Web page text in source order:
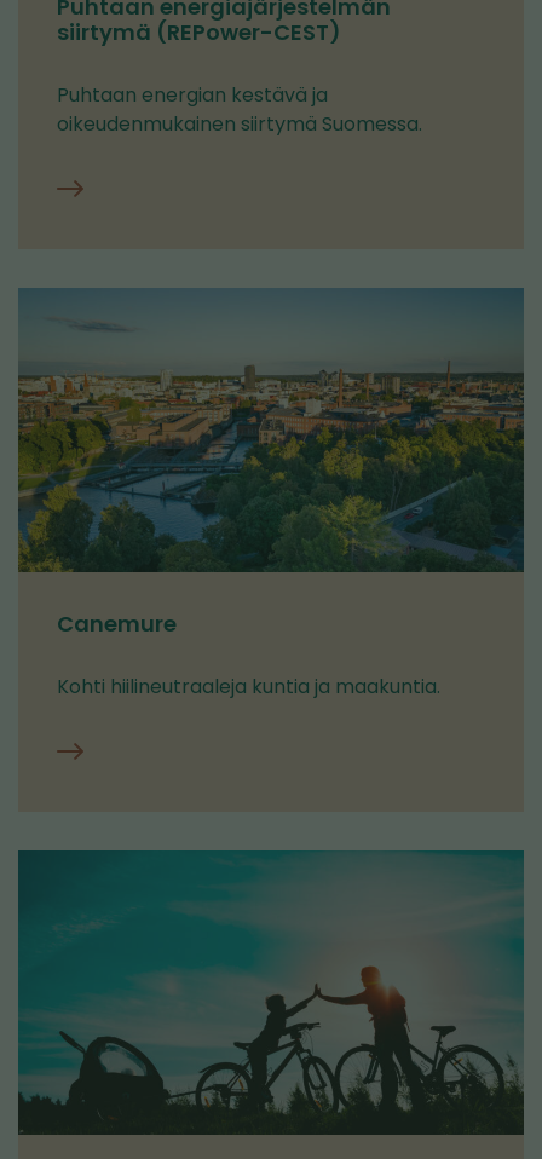
Puhtaan energiajärjestelmän
siirtymä (REPower-CEST)
Puhtaan energian kestävä ja
oikeudenmukainen siirtymä Suomessa.
Puhtaan
(REPower-
Canemure
Kohti hiilineutraaleja kuntia ja maakuntia.
Canemure